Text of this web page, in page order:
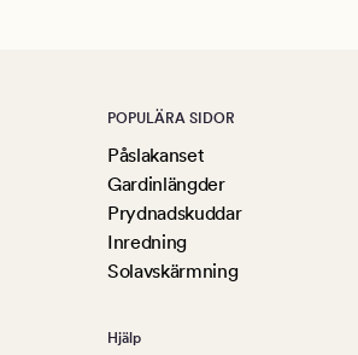
POPULÄRA SIDOR
Påslakanset
Gardinlängder
Prydnadskuddar
Inredning
Solavskärmning
Hjälp